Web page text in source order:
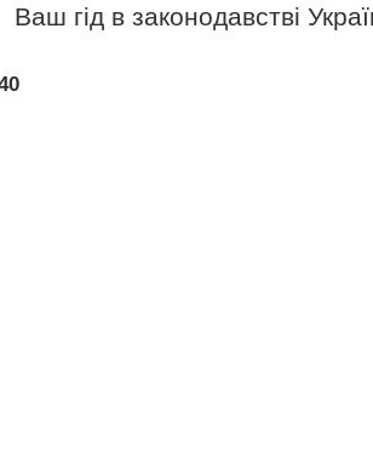
Ваш гід в законодавстві